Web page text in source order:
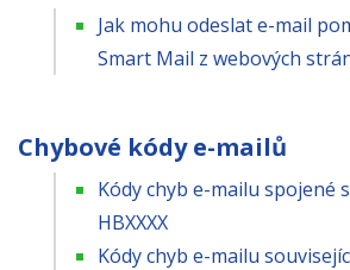
Jak mohu odeslat e-mail
Smart Mail z webových
Chybové kódy e-mailů
Kódy chyb e-mailu spojené
HBXXXX
Kódy chyb e-mailu